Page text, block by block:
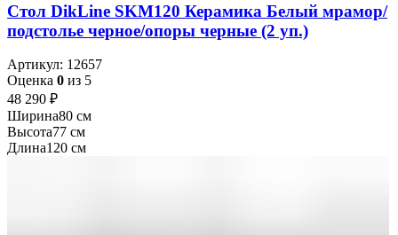
Стол DikLine SKM120 Керамика Белый мрамор/
подстолье черное/опоры черные (2 уп.)
Артикул: 12657
Оценка 0 из 5
48 290 ₽
Ширина80 см
Высота77 см
Длина120 см